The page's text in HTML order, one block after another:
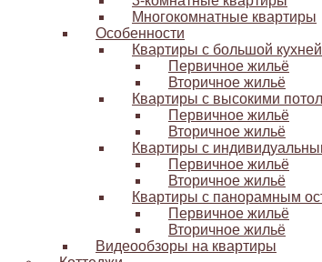
Многокомнатные квартиры
Особенности
Квартиры с большой кухней
Первичное жильё
Вторичное жильё
Квартиры с высокими
Первичное жильё
Вторичное жильё
Квартиры с
Первичное жильё
Вторичное жильё
Квартиры с панорамным
Первичное жильё
Вторичное жильё
Видеообзоры на квартиры